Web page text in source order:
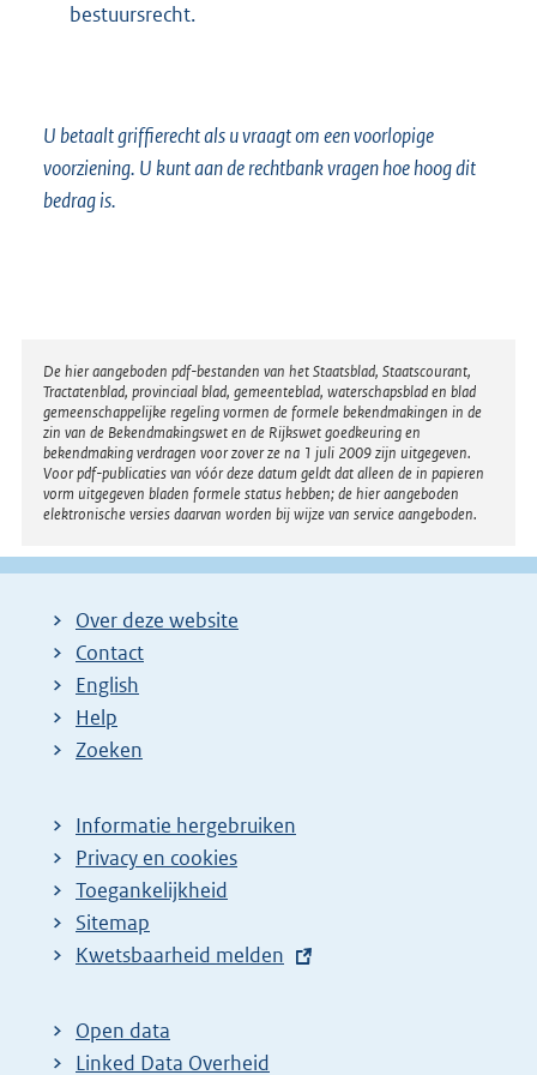
bestuursrecht.
U betaalt griffierecht als u vraagt om een voorlopige
voorziening. U kunt aan de rechtbank vragen hoe hoog dit
bedrag is.
Disclaimer
De hier aangeboden pdf-bestanden van het Staatsblad, Staatscourant,
Tractatenblad, provinciaal blad, gemeenteblad, waterschapsblad en blad
gemeenschappelijke regeling vormen de formele bekendmakingen in de
zin van de Bekendmakingswet en de Rijkswet goedkeuring en
bekendmaking verdragen voor zover ze na 1 juli 2009 zijn uitgegeven.
Voor pdf-publicaties van vóór deze datum geldt dat alleen de in papieren
vorm uitgegeven bladen formele status hebben; de hier aangeboden
elektronische versies daarvan worden bij wijze van service aangeboden.
Over deze website
Contact
English
Help
Zoeken
Informatie hergebruiken
Privacy en cookies
Toegankelijkheid
Sitemap
E
t
e
Kwetsbaarheid melden
Open data
Linked Data Overheid